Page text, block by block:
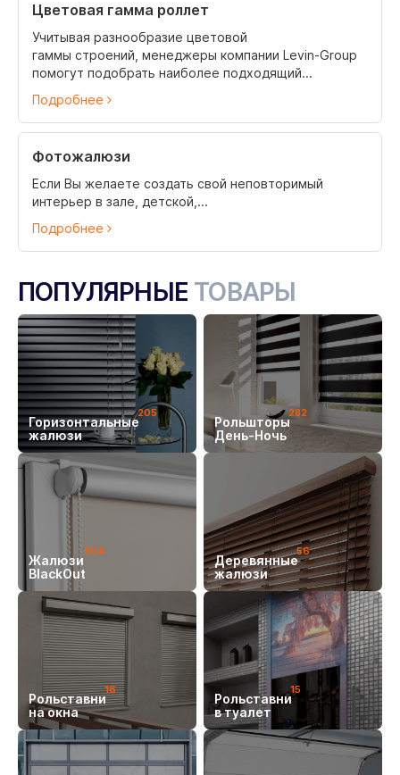
Цветовая гамма роллет
Учитывая разнообразие цветовой
гаммы строений, менеджеры компании Levin-Group
помогут подобрать наиболее подходящий...
Подробнее
Фотожалюзи
Если Вы желаете создать свой неповторимый
интерьер в зале, детской,...
Подробнее
ПОПУЛЯРНЫЕ ТОВАРЫ
Горизонтальные
жалюзи
205
Рольшторы
День-Ночь
282
Жалюзи
BlackOut
804
Деревянные
жалюзи
56
Рольставни
на окна
16
Рольставни
в туалет
15